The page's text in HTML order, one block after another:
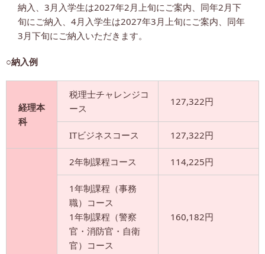
納入、3月入学生は2027年2月上旬にご案内、同年2月下
旬にご納入、4月入学生は2027年3月上旬にご案内、同年
3月下旬にご納入いただきます。
○納入例
経理本
科
税理士チャレンジコ
ース
127,322円
ITビジネスコース 127,322円
2年制課程コース 114,225円
1年制課程（事務
職）コース
1年制課程（警察
官・消防官・自衛
官）コース
160,182円